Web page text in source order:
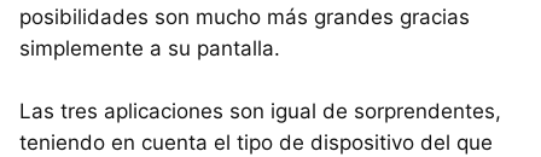
posibilidades son mucho más grandes gracias
simplemente a su pantalla.
Las tres aplicaciones son igual de sorprendentes,
teniendo en cuenta el tipo de dispositivo del que